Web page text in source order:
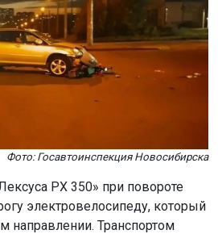
Фото: Госавтоинспекция Новосибирска
РХ 350» при повороте
электровелосипеду, который
направлении. Транспортом